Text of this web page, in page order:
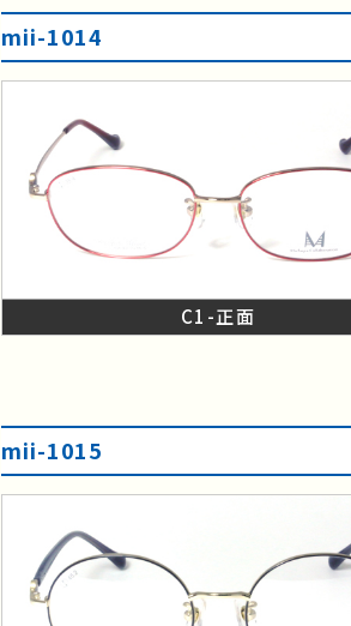
mii-1014
C1-正面
mii-1015